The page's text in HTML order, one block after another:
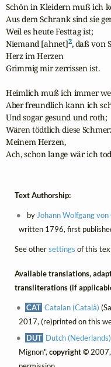
Schön in Kleidern muß ich
Aus dem Schrank sind sie
Weil es heute Festtag ist;
Niemand [ahnet]2, daß von
Herz im Herzen
Grimmig mir zerrissen ist.
Heimlich muß ich immer
Aber freundlich kann ich
Und sogar gesund und roth;
Wären tödtlich diese
Meinem Herzen,
Ach, schon lange wär ich
Text Authorship:
by Johann Wolfgang
written 1796, first
See othersettings of this
Available translations,
transliterations (if
CAT Catalan (Català)
2017, (re)printed on this
DUT Dutch (Nederlands)
Mignon",copyright ©2007,